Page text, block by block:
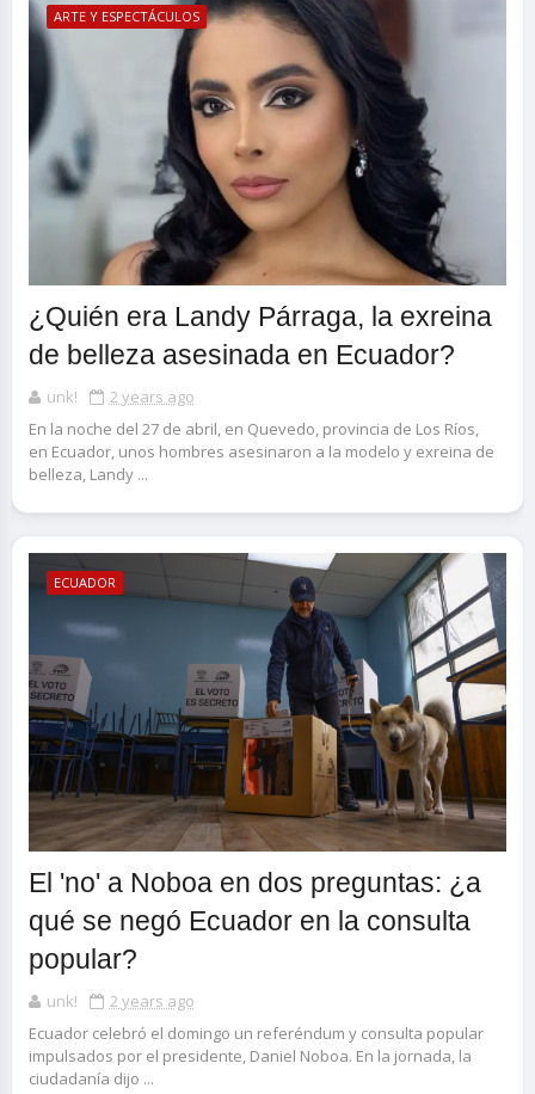
ARTE Y ESPECTÁCULOS
¿Quién era Landy Párraga, la exreina
de belleza asesinada en Ecuador?
unk!
2 years ago
En la noche del 27 de abril, en Quevedo, provincia de Los Ríos,
en Ecuador, unos hombres asesinaron a la modelo y exreina de
belleza, Landy ...
ECUADOR
El 'no' a Noboa en dos preguntas: ¿a
qué se negó Ecuador en la consulta
popular?
unk!
2 years ago
Ecuador celebró el domingo un referéndum y consulta popular
impulsados por el presidente, Daniel Noboa. En la jornada, la
ciudadanía dijo ...